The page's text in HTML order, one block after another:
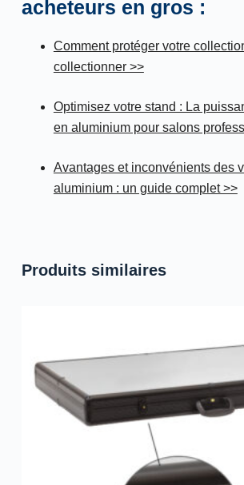
acheteurs en gros :
Comment protéger votre
collectionner >>
Optimisez votre stand : La
en aluminium pour salons
Avantages et inconvénients des
aluminium : un guide complet >>
Produits similaires